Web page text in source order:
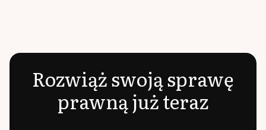
Rozwiąż swoją sprawę
prawną już teraz